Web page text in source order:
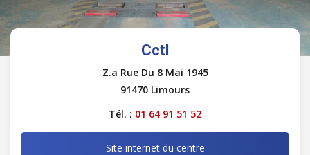
Cctl
Z.a Rue Du 8 Mai 1945
91470 Limours
Tél. : 01 64 91 51 52
Site internet du centre